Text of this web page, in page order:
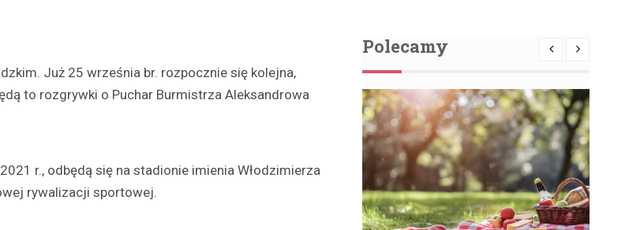
Już 25 września br. rozpocznie się kolejna,
to rozgrywki o Puchar Burmistrza Aleksandrowa
r., odbędą się na stadionie imienia Włodzimierza
rywalizacji sportowej.
Polecamy